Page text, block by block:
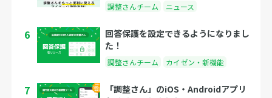
調整さんチーム ニュース
6
回答保護を設定できるようになりまし
た！
調整さんチーム カイゼン・新機能
7
「調整さん」のiOS・Androidアプリ